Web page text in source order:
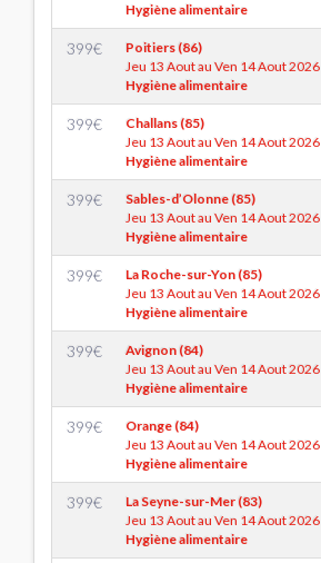
Hygiène alimentaire
399€
Poitiers (86)
Jeu 13 Aout au Ven 14 Aout 2026
Hygiène alimentaire
399€
Challans (85)
Jeu 13 Aout au Ven 14 Aout 2026
Hygiène alimentaire
399€
Sables-d’Olonne (85)
Jeu 13 Aout au Ven 14 Aout 2026
Hygiène alimentaire
399€
La Roche-sur-Yon (85)
Jeu 13 Aout au Ven 14 Aout 2026
Hygiène alimentaire
399€
Avignon (84)
Jeu 13 Aout au Ven 14 Aout 2026
Hygiène alimentaire
399€
Orange (84)
Jeu 13 Aout au Ven 14 Aout 2026
Hygiène alimentaire
399€
La Seyne-sur-Mer (83)
Jeu 13 Aout au Ven 14 Aout 2026
Hygiène alimentaire